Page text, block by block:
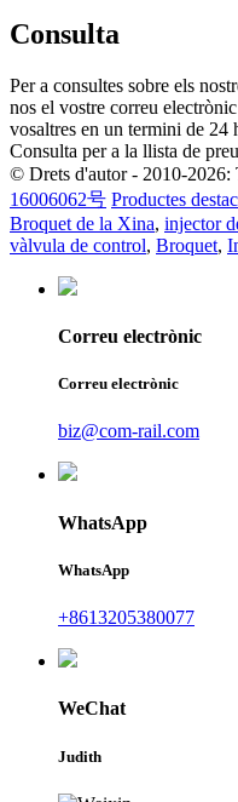
Consulta
Per a consultes sobre els
nos el vostre correu
vosaltres en un termini de 24
Consulta per a la llista de
© Drets d'autor - 2010-2026:
16006062号 Productes
Broquet de la Xina, injector
vàlvula de control, Broquet,
Correu electrònic
Correu electrònic
biz@com-rail.com
WhatsApp
WhatsApp
+8613205380077
WeChat
Judith